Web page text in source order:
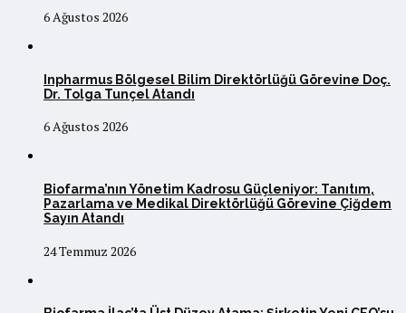
6 Ağustos 2026
Inpharmus Bölgesel Bilim Direktörlüğü Görevine Doç.
Dr. Tolga Tunçel Atandı
6 Ağustos 2026
Biofarma’nın Yönetim Kadrosu Güçleniyor: Tanıtım,
Pazarlama ve Medikal Direktörlüğü Görevine Çiğdem
Sayın Atandı
24 Temmuz 2026